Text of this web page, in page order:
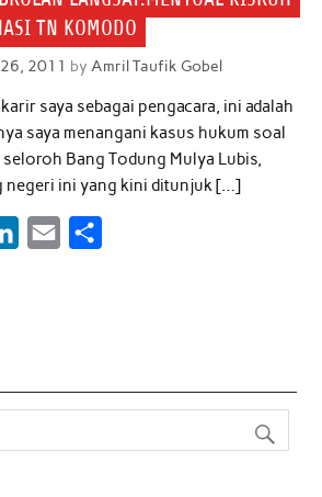
TN KOMODO
2011 by Amril Taufik Gobel
saya sebagai pengacara, ini adalah
saya menangani kasus hukum soal
seloroh Bang Todung Mulya Lubis,
negeri ini yang kini ditunjuk […]
d